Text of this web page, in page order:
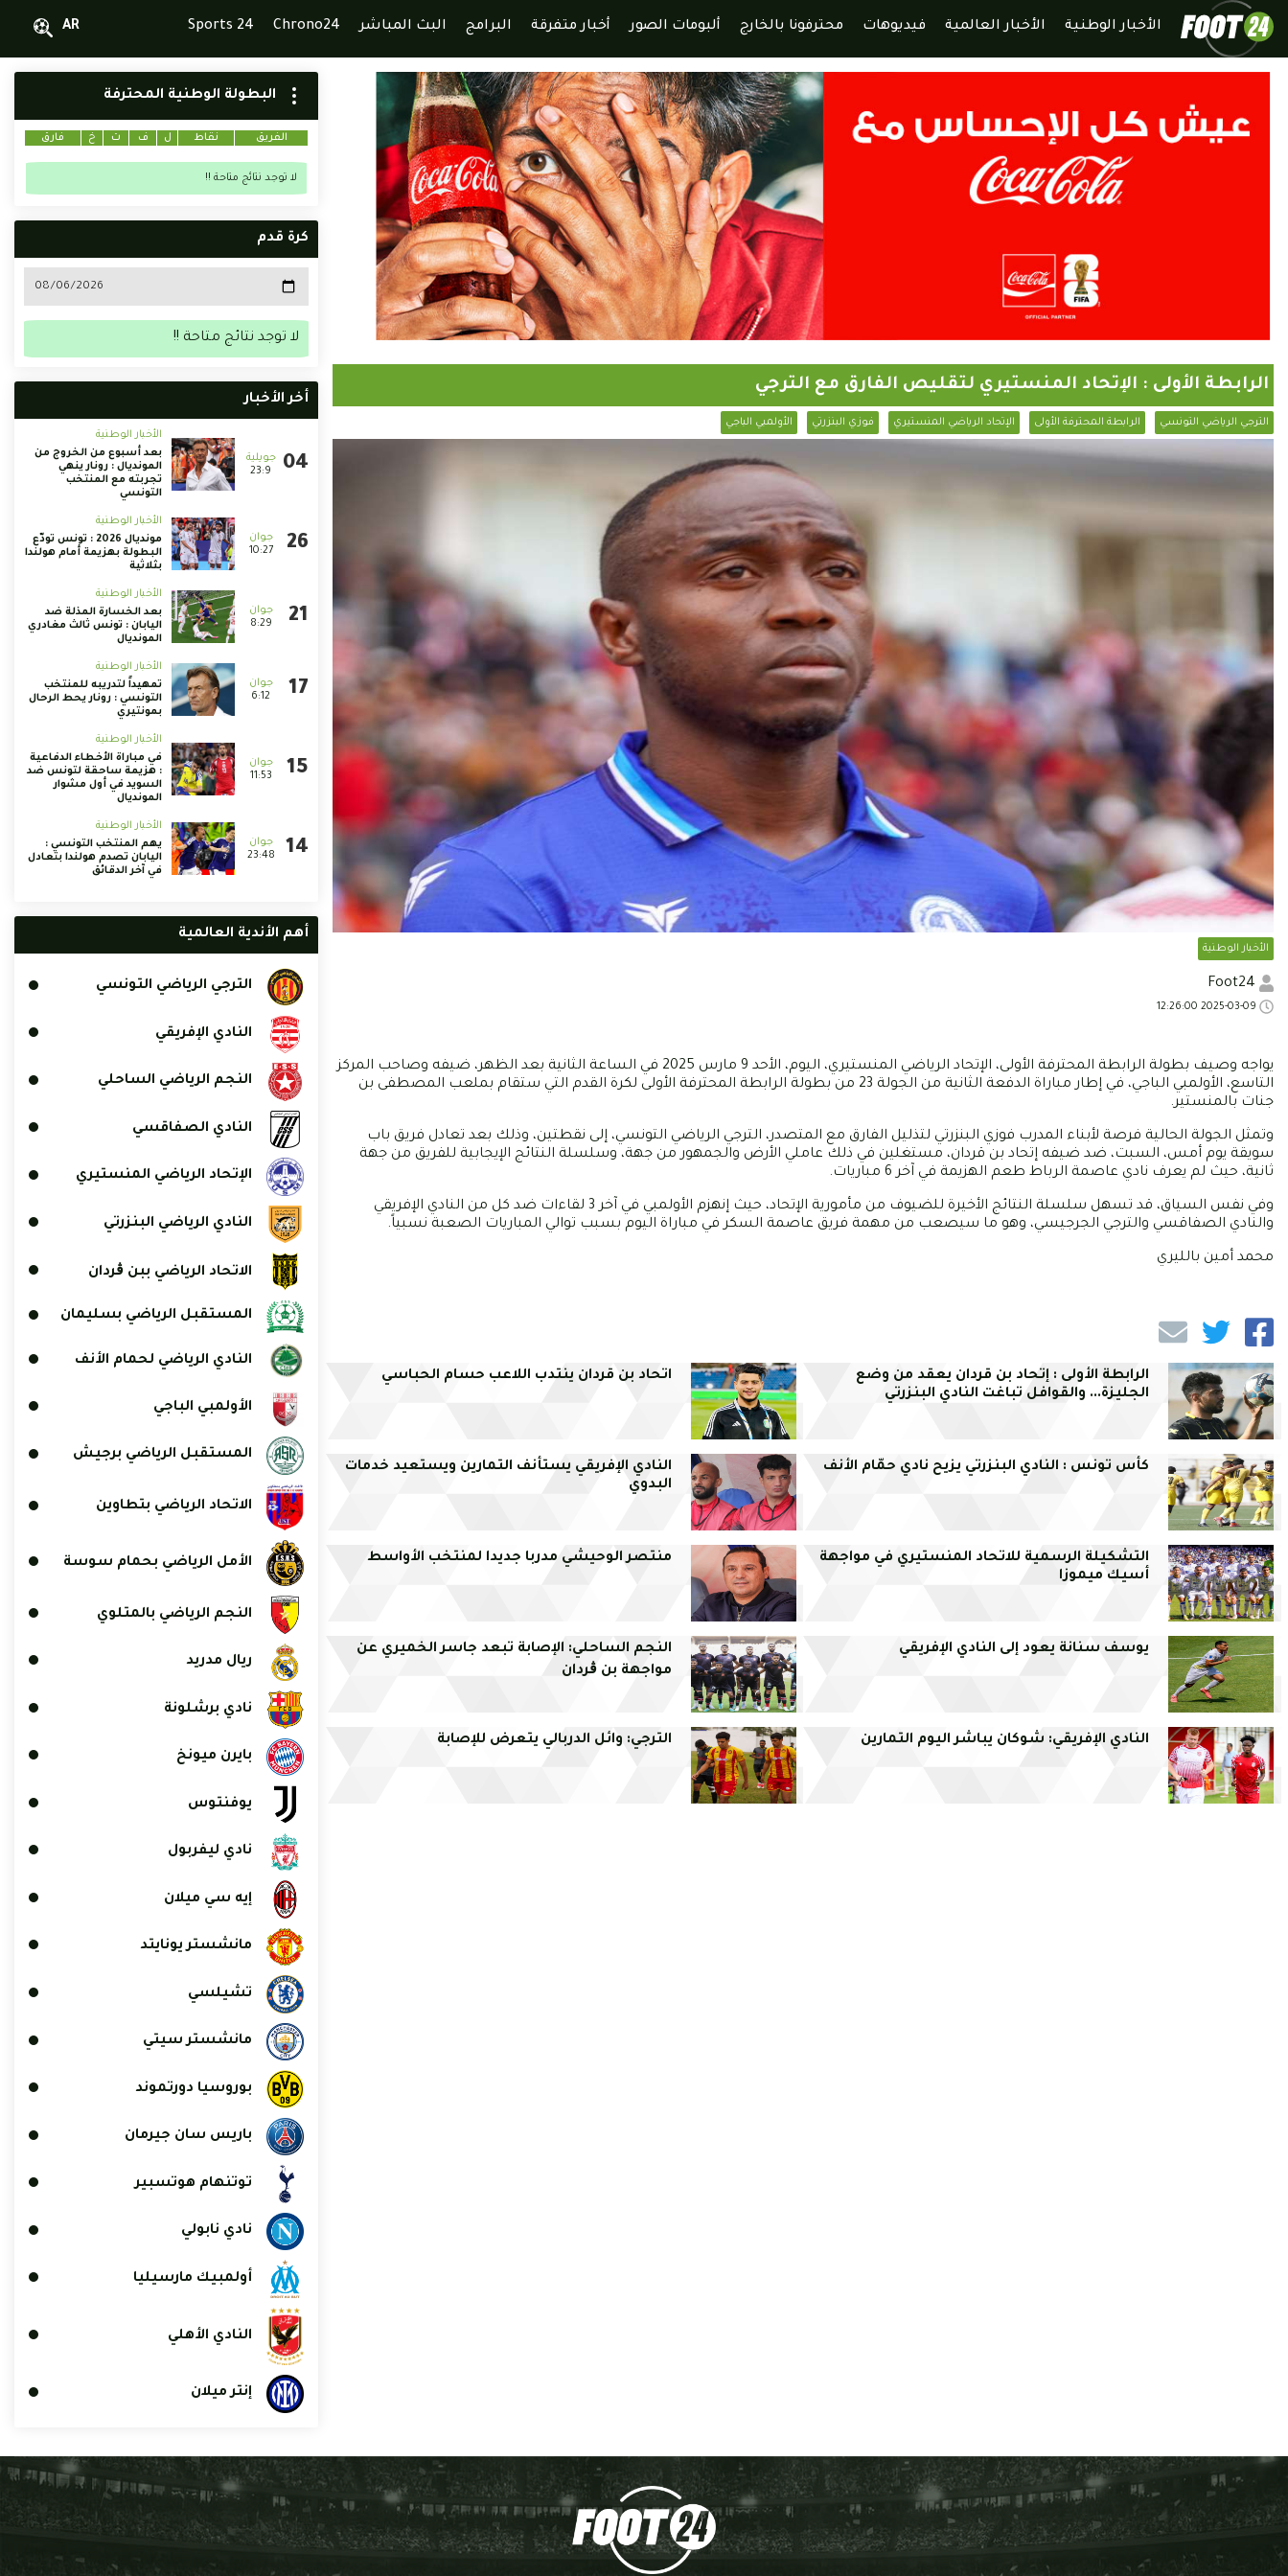
الأخبار الوطنية الأخبار العالمية فيديوهات محترفونا بالخارج ألبومات الصور أخبار متفرقة البرامج البث المباشر Chrono24
Sports 24
AR
الرابطة الأولى : الإتحاد المنستيري لتقليص الفارق مع الترجي
الترجي الرياضي التونسي الرابطة المحترفة الأولى الإتحاد الرياضي المنستيري فوزي البنزرتي الأولمبي الباجي
الأخبار الوطنية
يواجه وصيف بطولة الرابطة المحترفة الأولى، الإتحاد الرياضي المنستيري، اليوم، الأحد 9 مارس 2025 في الساعة الثانية بعد الظهر، ضيفه وصاحب المركز
التاسع، الأولمبي الباجي، في إطار مباراة الدفعة الثانية من الجولة 23 من بطولة الرابطة المحترفة الأولى لكرة القدم التي ستقام بملعب المصطفى بن
جنات بالمنستير.
وتمثل الجولة الحالية فرصة لأبناء المدرب فوزي البنزرتي لتذليل الفارق مع المتصدر، الترجي الرياضي التونسي، إلى نقطتين، وذلك بعد تعادل فريق باب
سويقة يوم أمس، السبت، ضد ضيفه إتحاد بن قردان، مستغلين في ذلك عاملي الأرض والجمهور من جهة، وسلسلة النتائج الإيجابية للفريق من جهة
ثانية، حيث لم يعرف نادي عاصمة الرباط طعم الهزيمة في آخر 6 مباريات.
وفي نفس السياق، قد تسهل سلسلة النتائج الأخيرة للضيوف من مأمورية الإتحاد، حيث إنهزم الأولمبي في آخر 3 لقاءات ضد كل من النادي الإفريقي
والنادي الصفاقسي والترجي الجرجيسي، وهو ما سيصعب من مهمة فريق عاصمة السكر في مباراة اليوم بسبب توالي المباريات الصعبة نسبياً.
محمد أمين بالليري
الرابطة الأولى : إتحاد بن قردان يعقد من وضع
الجليزة... والقوافل تباغت النادي البنزرتي
اتحاد بن قردان ينتدب اللاعب حسام الحباسي
كأس تونس : النادي البنزرتي يزيح نادي حمّام الأنف
النادي الإفريقي يستأنف التمارين ويستعيد خدمات
البدوي
التشكيلة الرسمية للاتحاد المنستيري في مواجهة
أسيك ميموزا
منتصر الوحيشي مدربا جديدا لمنتخب الأواسط
يوسف سنانة يعود إلى النادي الإفريقي
النجم الساحلي: الإصابة تبعد جاسر الخميري عن
مواجهة بن ڨردان
النادي الإفريقي: شوكان يباشر اليوم التمارين الترجي: وائل الدربالي يتعرض للإصابة
البطولة الوطنية المحترفة
الفريق نقاط ل ف ت خ فارق
لا توجد نتائج متاحة !!
كرة قدم
لا توجد نتائج متاحة !!
أخر الأخبار
23:9
الأخبار الوطنية
بعد أسبوع من الخروج من
المونديال : رونار ينهي
تجربته مع المنتخب
التونسي
10:27
الأخبار الوطنية
مونديال 2026 : تونس تودّع
البطولة بهزيمة أمام هولندا
بثلاثية
8:29
الأخبار الوطنية
بعد الخسارة المذلة ضد
اليابان : تونس ثالث مغادري
المونديال
6:12
الأخبار الوطنية
تمهيداً لتدريبه للمنتخب
التونسي : رونار يحط الرحال
بمونتيري
11:53
الأخبار الوطنية
في مباراة الأخطاء الدفاعية
: هزيمة ساحقة لتونس ضد
السويد في أول مشوار
المونديال
23:48
الأخبار الوطنية
يهم المنتخب التونسي :
اليابان تصدم هولندا بتعادل
في آخر الدقائق
أهم الأندية العالمية
الترجي الرياضي التونسي
النادي الإفريقي
النجم الرياضي الساحلي
النادي الصفاقسي
الإتحاد الرياضي المنستيري
النادي الرياضي البنزرتي
الاتحاد الرياضي ببن ڨردان
المستقبل الرياضي بسليمان
النادي الرياضي لحمام الأنف
الأولمبي الباجي
المستقبل الرياضي برجيش
الاتحاد الرياضي بتطاوين
الأمل الرياضي بحمام سوسة
النجم الرياضي بالمتلوي
ريال مدريد
نادي برشلونة
بايرن ميونخ
يوفنتوس
نادي ليفربول
إيه سي ميلان
مانشستر يونايتد
تشيلسي
مانشستر سيتي
بوروسيا دورتموند
باريس سان جيرمان
توتنهام هوتسبير
نادي نابولي
أولمبيك مارسيليا
النادي الأهلي
إنتر ميلان